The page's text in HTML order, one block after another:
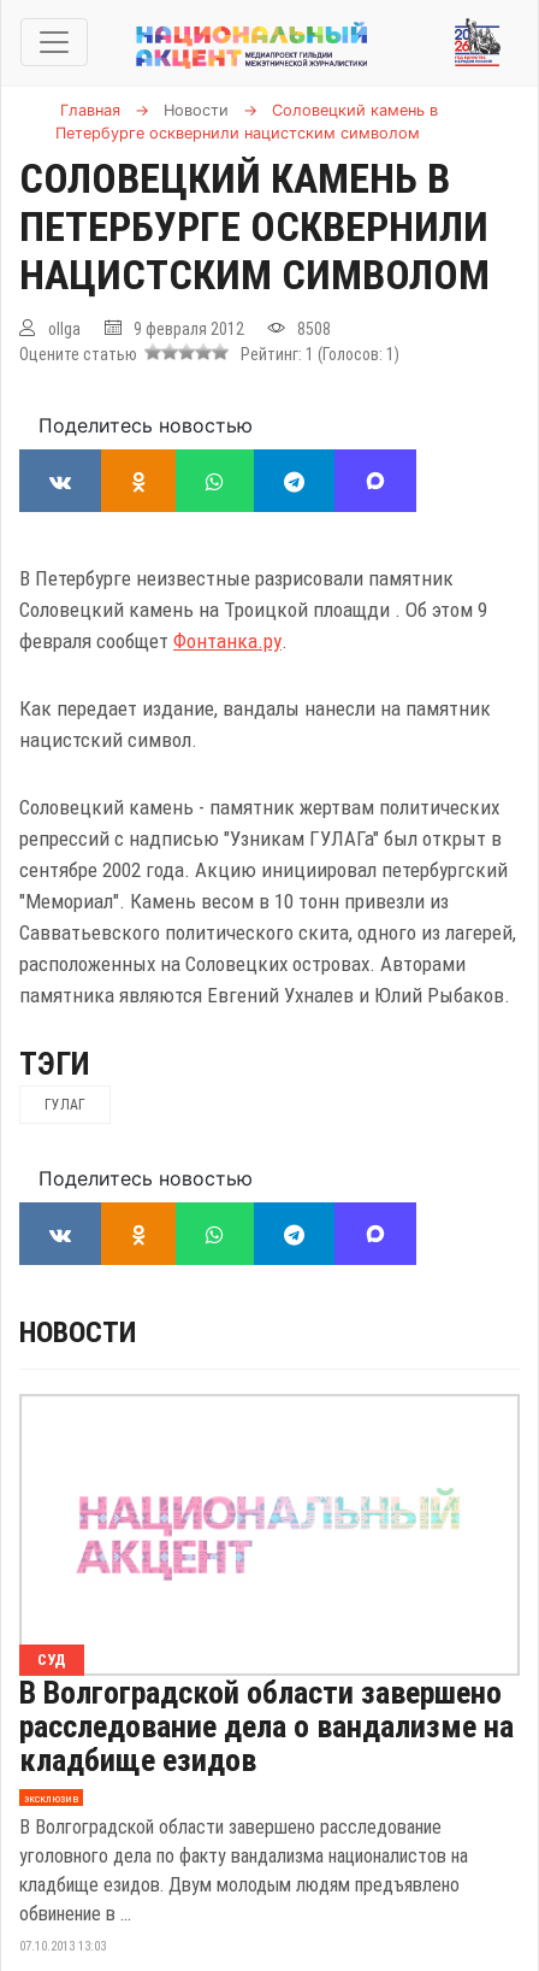
Главная → Новости →
Соловецкий камень в
Петербурге осквернили нацистским символом
СОЛОВЕЦКИЙ КАМЕНЬ В
ПЕТЕРБУРГЕ ОСКВЕРНИЛИ
НАЦИСТСКИМ СИМВОЛОМ
ollga 9 февраля 2012
8508
Оцените статью
Рейтинг: 1 (Голосов: 1 )
Поделитесь новостью
В Петербурге неизвестные разрисовали памятник
Соловецкий камень на Троицкой плоащди . Об этом 9
февраля сообщет Фонтанка.ру.
Как передает издание, вандалы нанесли на памятник
нацистский символ.
Соловецкий камень - памятник жертвам политических
репрессий с надписью "Узникам ГУЛАГа" был открыт в
сентябре 2002 года. Акцию инициировал петербургский
"Мемориал". Камень весом в 10 тонн привезли из
Савватьевского политического скита, одного из лагерей,
расположенных на Соловецких островах. Авторами
памятника являются Евгений Ухналев и Юлий Рыбаков.
ТЭГИ
ГУЛАГ
Поделитесь новостью
НОВОСТИ
СУД
В Волгоградской области завершено
расследование дела о вандализме на
кладбище езидов
эксклюзив
В Волгоградской области завершено расследование
уголовного дела по факту вандализма националистов на
кладбище езидов. Двум молодым людям предъявлено
обвинение в ...
07.10.2013 13:03